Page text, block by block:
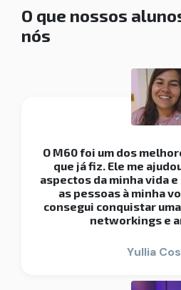
O que nossos
nós
O M60 foi um dos
que já fiz. Ele me
aspectos da minha vida
as pessoas à minha
consegui conquistar
networkings e
Yullia